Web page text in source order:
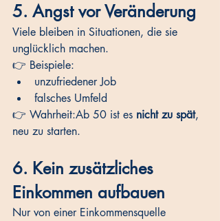
5. Angst vor Veränderung
Viele bleiben in Situationen, die sie
unglücklich machen.
👉 Beispiele:
unzufriedener Job
falsches Umfeld
👉 Wahrheit:Ab 50 ist es nicht zu spät,
neu zu starten.
6. Kein zusätzliches
Einkommen aufbauen
Nur von einer Einkommensquelle